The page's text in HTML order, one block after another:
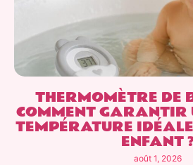
THERMOMÈTRE DE
COMMENT GARANTIR
TEMPÉRATURE
ENFANT
août 1, 2026